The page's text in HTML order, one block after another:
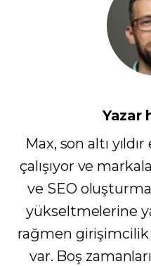
Yazar
Max, son altı
çalışıyor ve
ve SEO
yükseltmelerine
rağmen
var. Boş